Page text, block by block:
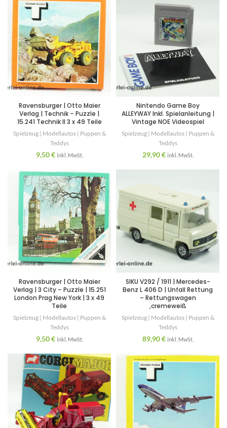
Ravensburger | Otto Maier
Verlag | Technik – Puzzle |
15.241 Technik II 3 x 49 Teile
Spielzeug | Modellautos | Puppen &
Teddys
9,50€ inkl. MwSt.
Nintendo Game Boy
ALLEYWAY Inkl. Spielanleitung |
Vintage NOE Videospiel
Spielzeug | Modellautos | Puppen &
Teddys
29,90€ inkl. MwSt.
Ravensburger | Otto Maier
Verlag | 3 City – Puzzle | 15.251
London Prag New York | 3 x 49
Teile
Spielzeug | Modellautos | Puppen &
Teddys
9,50€ inkl. MwSt.
SIKU V292 / 1911 | Mercedes-
Benz L 406 D | Unfall Rettung
– Rettungswagen
,cremeweiß
Spielzeug | Modellautos | Puppen &
Teddys
89,90€ inkl. MwSt.